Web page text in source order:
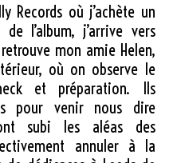
Records où j’achète un
l’album, j’arrive vers
mon amie Helen,
où on observe le
et préparation. Ils
pour venir nous dire
subi les aléas des
annuler à la